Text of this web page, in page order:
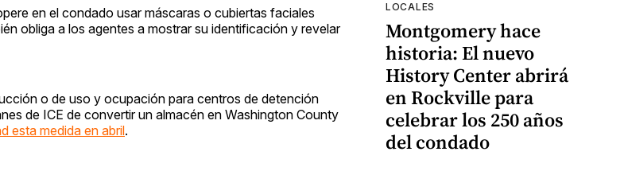
en el condado usar máscaras o cubiertas faciales
obliga a los agentes a mostrar su identificación y revelar
o de uso y ocupación para centros de detención
de ICE de convertir un almacén en Washington County
esta medida en abril.
LOCALES
Montgomery hace
historia: El nuevo
History Center abrirá
en Rockville para
celebrar los 250 años
del condado